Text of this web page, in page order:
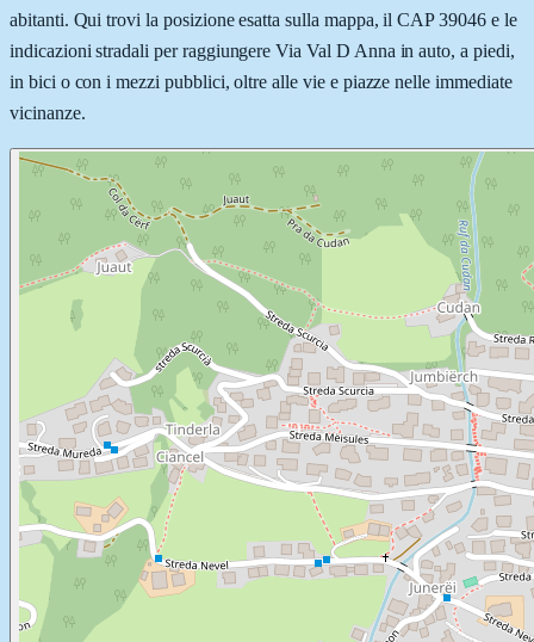
abitanti. Qui trovi la posizione esatta sulla mappa, il CAP 39046 e le
indicazioni stradali per raggiungere Via Val D Anna in auto, a piedi,
in bici o con i mezzi pubblici, oltre alle vie e piazze nelle immediate
vicinanze.